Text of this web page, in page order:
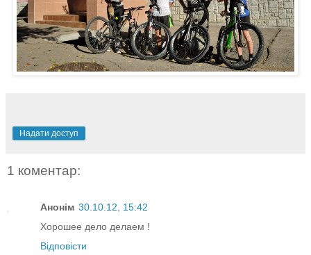
Надати доступ
1 коментар:
Анонім 30.10.12, 15:42
Хорошее дело делаем !
Відповісти